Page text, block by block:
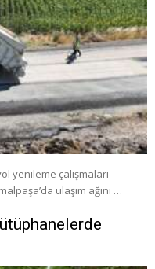
yenileme çalışmaları
ulaşım ağını …